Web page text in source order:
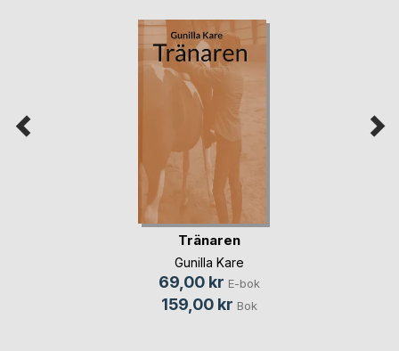
Tränaren
Gunilla Kare
69,00 kr E-bok
159,00 kr Bok